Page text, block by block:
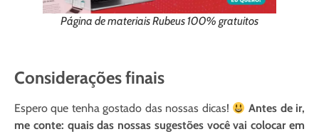
Página de materiais Rubeus 100% gratuitos
Considerações finais
Espero que tenha gostado das nossas dicas!
Antes de ir,
me conte: quais das nossas sugestões você vai colocar em